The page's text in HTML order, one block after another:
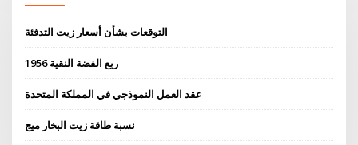
التوقعات بشأن أسعار زيت التدفئة
1956 ربع الفضة النقية
عقد العمل النموذجي في المملكة المتحدة
نسبة طاقة زيت البخار ميج